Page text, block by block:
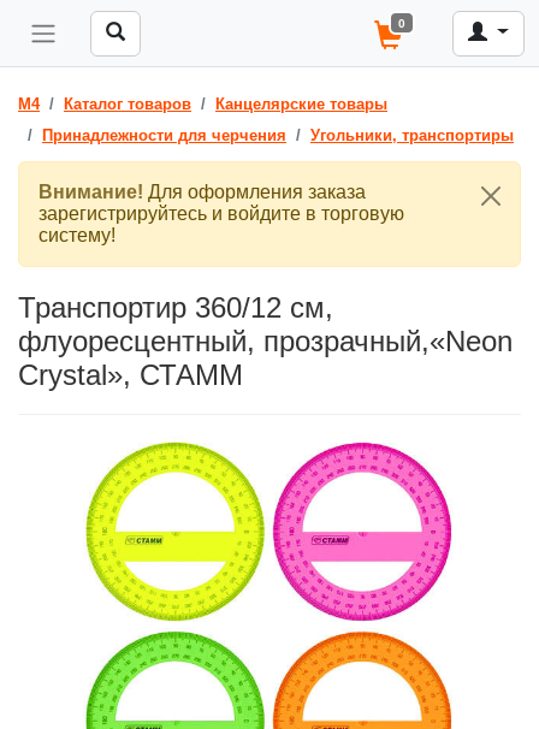
0
M4 Каталог товаров
Канцелярские товары
Принадлежности для черчения
Угольники, транспортиры
Внимание! Для оформления заказа
зарегистрируйтесь и войдите в торговую
систему!
Транспортир 360/12 см,
флуоресцентный, прозрачный,«Neon
Crystal», СТАММ